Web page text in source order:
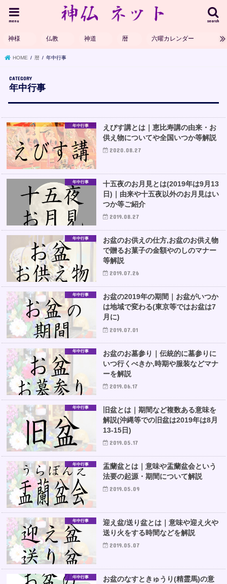
search
menu
神様 仏教 神道 暦 六曜カレンダー
HOME 暦 年中行事
年中行事
年中行事
えびす講とは｜恵比寿講の由来・お
供え物についてや全国いつか等解説
2020.08.27
年中行事
十五夜のお月見とは(2019年は9月13
日)｜由来や十五夜以外のお月見はい
つか等ご紹介
2019.08.27
年中行事
お盆のお供えの仕方,お盆のお供え物
で贈るお菓子の金額やのしのマナー
等解説
2019.07.26
年中行事
お盆の2019年の期間｜お盆がいつか
は地域で変わる(東京等ではお盆は7
月に)
2019.07.01
年中行事
お盆のお墓参り｜伝統的に墓参りに
いつ行くべきか,時期や服装などマナ
ーを解説
2019.06.17
年中行事
旧盆とは｜期間など複数ある意味を
解説(沖縄等での旧盆は2019年は8月
13-15日)
2019.05.17
年中行事
盂蘭盆とは｜意味や盂蘭盆会という
法要の起源・期間について解説
2019.05.09
年中行事
迎え盆/送り盆とは｜意味や迎え火や
送り火をする時間などを解説
2019.05.07
年中行事
お盆のなすときゅうり(精霊馬)の意